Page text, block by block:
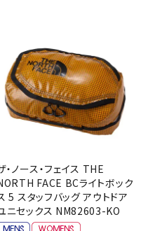
・ノース・フェイス THE
FACE BCライトボック
5 スタッフバッグ アウトドア
ニセックス NM82603-KO